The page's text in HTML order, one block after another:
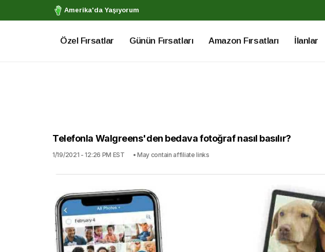
Amerika'da Yaşıyorum
Özel Fırsatlar Günün Fırsatları Amazon Fırsatları İlanlar
Telefonla Walgreens'den bedava fotoğraf nasıl basılır?
1/19/2021 - 12:26 PM EST • May contain affiliate links